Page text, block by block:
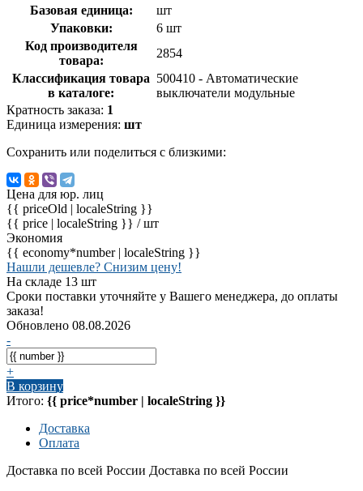
Базовая единица:
шт
Упаковки:
6 шт
Код производителя
товара:
2854
Классификация товара
в каталоге:
500410 - Автоматические
выключатели модульные
Кратность заказа: 1
Единица измерения: шт
Сохранить или поделиться с близкими:
Цена для юр. лиц
{{ priceOld | localeString }}
{{ price | localeString }} / шт
Экономия
{{ economy*number | localeString }}
Нашли дешевле? Снизим цену!
На складе 13 шт
Сроки поставки уточняйте у Вашего менеджера, до оплаты
заказа!
Обновлено 08.08.2026
-
+
В корзину
Итого: {{ price*number | localeString }}
Доставка
Оплата
Доставка по всей России Доставка по всей России